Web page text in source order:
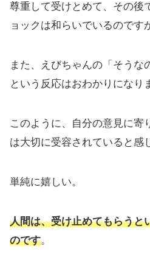
尊重して受けとめて、その後
ョックは和らいでいるのです
また、えびちゃんの「そうな
という反応はおわかりになり
このように、自分の意見に寄
は大切に受容されていると感
単純に嬉しい。
人間は、受け止めてもらうと
のです。